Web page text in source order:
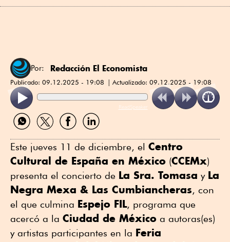
Por: Redacción El Economista
Publicado: 09.12.2025 - 19:08 Actualizado: 09.12.2025 - 19:08
ReadSpeaker
Compartir
por
Compartir
por
Compartir
por
Compartir
por
Este jueves 11 de diciembre, el Centro
Cultural de España en México (CCEMx)
presenta el concierto de La Sra. Tomasa y La
Negra Mexa & Las Cumbiancheras, con
el que culmina Espejo FIL, programa que
acercó a la Ciudad de México a autoras(es)
y artistas participantes en la Feria